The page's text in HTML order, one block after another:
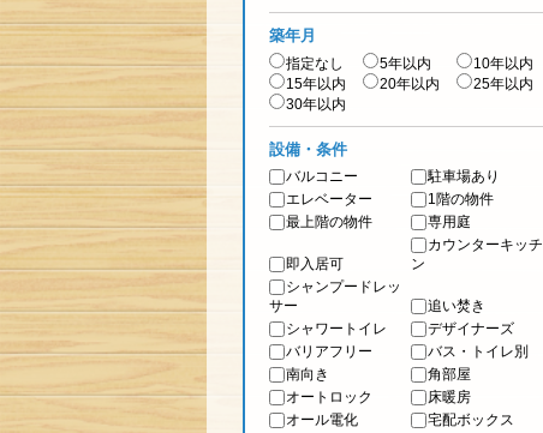
築年月
指定なし 5年以内
10年以内
15年以内
20年以内
25年以内
30年以内
設備・条件
バルコニー
駐車場あり
エレベーター
1階の物件
最上階の物件
専用庭
即入居可
カウンターキッチ
ン
シャンプードレッ
サー
追い焚き
シャワートイレ
デザイナーズ
バリアフリー
バス・トイレ別
南向き
角部屋
オートロック
床暖房
オール電化
宅配ボックス